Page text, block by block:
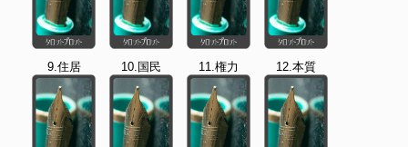
9.住居 10.国民 11.権力 12.本質